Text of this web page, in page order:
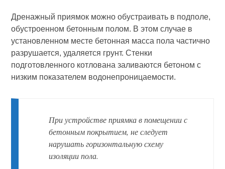
Дренажный приямок можно обустраивать в подполе,
обустроенном бетонным полом. В этом случае в
установленном месте бетонная масса пола частично
разрушается, удаляется грунт. Стенки
подготовленного котлована заливаются бетоном с
низким показателем водонепроницаемости.
При устройстве приямка в помещении с
бетонным покрытием, не следует
нарушать горизонтальную схему
изоляции пола.